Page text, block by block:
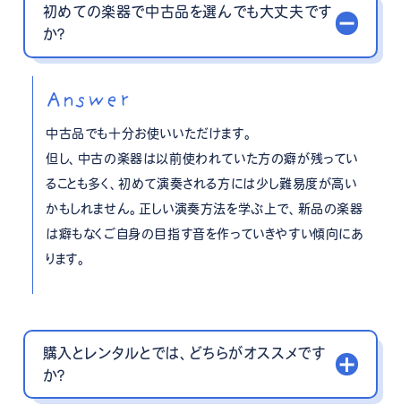
初めての楽器で中古品を選んでも大丈夫です
か？
Answer
中古品でも十分お使いいただけます。
但し、中古の楽器は以前使われていた方の癖が残ってい
ることも多く、初めて演奏される方には少し難易度が高い
かもしれません。正しい演奏方法を学ぶ上で、新品の楽器
は癖もなくご自身の目指す音を作っていきやすい傾向にあ
ります。
購入とレンタルとでは、どちらがオススメです
か？